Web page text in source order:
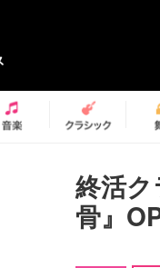
終活
骨』